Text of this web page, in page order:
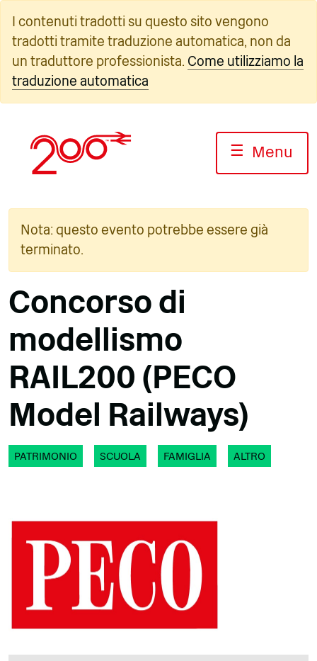
contenuto
I contenuti tradotti su questo sito vengono
tradotti tramite traduzione automatica, non da
un traduttore professionista. Come utilizziamo la
traduzione automatica
☰ Menu
Nota: questo evento potrebbe essere già
terminato.
Concorso di
modellismo
RAIL200 (PECO
Model Railways)
PATRIMONIO SCUOLA FAMIGLIA ALTRO